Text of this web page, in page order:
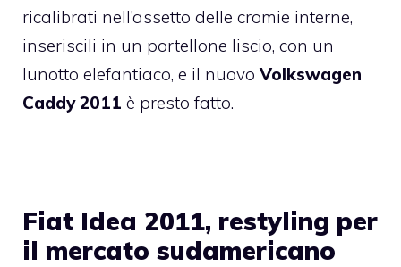
ricalibrati nell’assetto delle cromie interne,
inseriscili in un portellone liscio, con un
lunotto elefantiaco, e il nuovoVolkswagen
Caddy 2011 è presto fatto.
Fiat Idea 2011, restyling per
il mercato sudamericano